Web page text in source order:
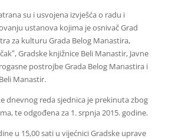
su i usvojena izvješća o radu i
ustanova kojima je osnivač Grad
za kulturu Grada Belog Manastira,
Gradske knjižnice Beli Manastir, Javne
postrojbe Grada Belog Manastira i
Manastir.
dnevnog reda sjednica je prekinuta zbog
te odgođena za 1. srpnja 2015. godine.
u 15,00 sati u vijećnici Gradske uprave